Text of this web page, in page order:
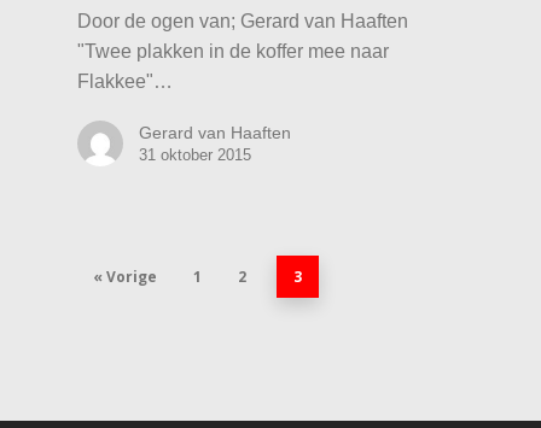
Door de ogen van; Gerard van Haaften
"Twee plakken in de koffer mee naar
Flakkee"…
Gerard van Haaften
31 oktober 2015
« Vorige 1 2 3